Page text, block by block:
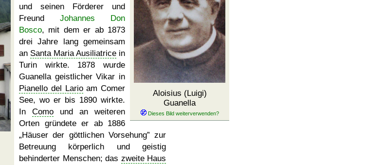
Aloisius (Luigi)
Guanella
und seinen Förderer und
Freund Johannes Don
Bosco, mit dem er ab 1873
drei Jahre lang gemeinsam
an Santa Maria Ausiliatrice in
Turin wirkte. 1878 wurde
Guanella geistlicher Vikar in
Pianello del Larioam Comer
See, wo er bis 1890 wirkte.
In Como und an weiteren
Orten gründete er ab 1886
Häuser der göttlichen Vorsehung
zur
Betreuung körperlich und geistig
behinderter Menschen; das zweite Haus